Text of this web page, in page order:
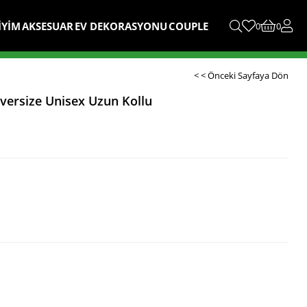
AKSESUAR EV DEKORASYONUCOUPLE 0 0
< < Önceki Sayfaya Dön
Unisex Uzun Kollu